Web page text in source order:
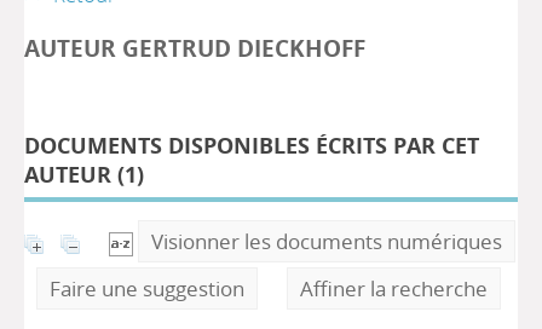
AUTEUR GERTRUD DIECKHOFF
DOCUMENTS DISPONIBLES ÉCRITS PAR CET
AUTEUR (1)
Visionner les documents numériques
Faire une suggestion
Affiner la recherche